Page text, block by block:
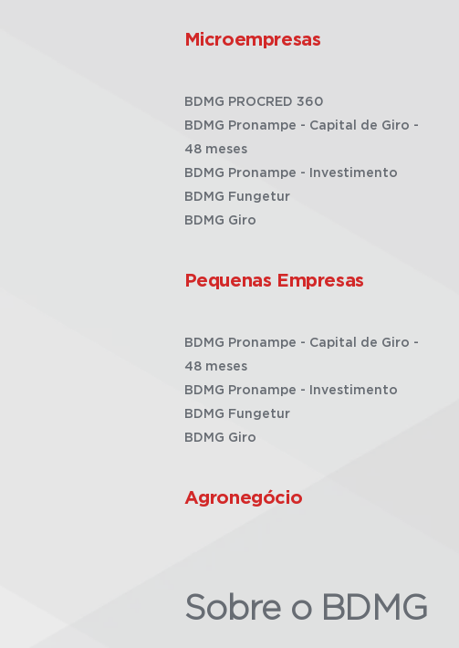
Microempresas
BDMG PROCRED 360
BDMG Pronampe - Capital de Giro -
48 meses
BDMG Pronampe - Investimento
BDMG Fungetur
BDMG Giro
Pequenas Empresas
BDMG Pronampe - Capital de Giro -
48 meses
BDMG Pronampe - Investimento
BDMG Fungetur
BDMG Giro
Agronegócio
Sobre o BDMG